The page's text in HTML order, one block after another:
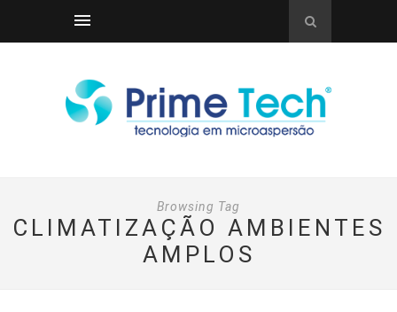
Browsing Tag
CLIMATIZAÇÃO AMBIENTES
AMPLOS